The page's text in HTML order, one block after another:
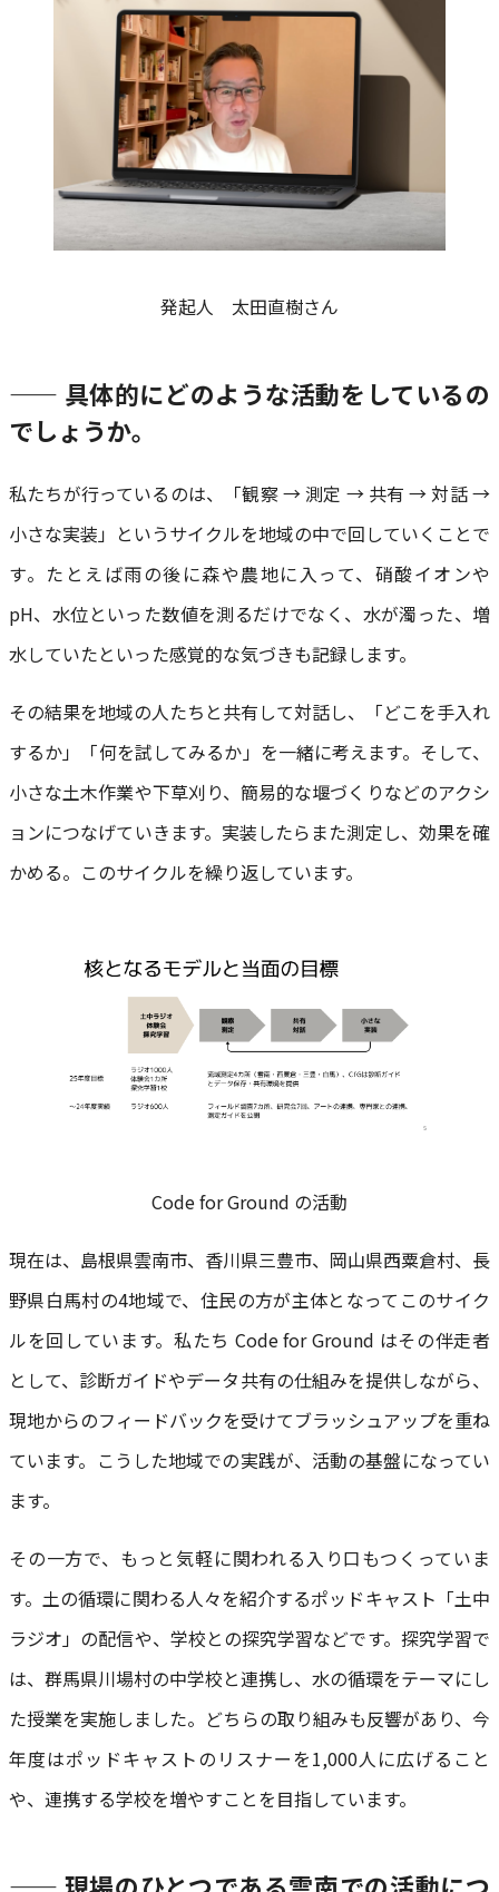
発起人 太田直樹さん
—— 具体的にどのような活動をしているの
でしょうか。
私たちが行っているのは、「観察 → 測定 → 共有 → 対話 →
小さな実装」というサイクルを地域の中で回していくことで
す。たとえば雨の後に森や農地に入って、硝酸イオンや
pH、水位といった数値を測るだけでなく、水が濁った、増
水していたといった感覚的な気づきも記録します。
その結果を地域の人たちと共有して対話し、「どこを手入れ
するか」「何を試してみるか」を一緒に考えます。そして、
小さな土木作業や下草刈り、簡易的な堰づくりなどのアクシ
ョンにつなげていきます。実装したらまた測定し、効果を確
かめる。このサイクルを繰り返しています。
Code for Ground の活動
現在は、島根県雲南市、香川県三豊市、岡山県西粟倉村、長
野県白馬村の4地域で、住民の方が主体となってこのサイク
ルを回しています。私たち Code for Ground はその伴走者
として、診断ガイドやデータ共有の仕組みを提供しながら、
現地からのフィードバックを受けてブラッシュアップを重ね
ています。こうした地域での実践が、活動の基盤になってい
ます。
その一方で、もっと気軽に関われる入り口もつくっていま
す。土の循環に関わる人々を紹介するポッドキャスト「土中
ラジオ」の配信や、学校との探究学習などです。探究学習で
は、群馬県川場村の中学校と連携し、水の循環をテーマにし
た授業を実施しました。どちらの取り組みも反響があり、今
年度はポッドキャストのリスナーを1,000人に広げること
や、連携する学校を増やすことを目指しています。